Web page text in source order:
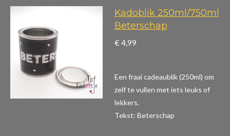
Kadoblik 250ml/750ml
Beterschap
€ 4,99
Een fraai cadeaublik (250ml) om
zelf te vullen met iets leuks of
lekkers.
Tekst: Beterschap